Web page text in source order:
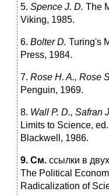
5. Spence J. D. The
Viking, 1985.
6. Bolter D. Turing's
Press, 1984.
7. Rose H. A., Rose
Penguin, 1969.
8. Wall P. D., Safran
Limits to Science,
Blackwell, 1986.
9. См. ссылки в
The Political
Radicalization of